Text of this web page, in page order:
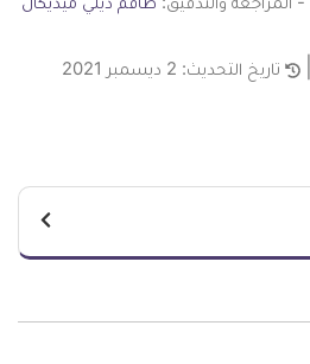
- المراجعة والتدقيق: طاقم ديلي ميديكال
تاريخ التحديث: 2 ديسمبر 2021